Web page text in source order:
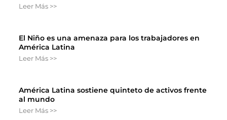
Leer Más >>
El Niño es una amenaza para los trabajadores en
América Latina
Leer Más >>
América Latina sostiene quinteto de activos frente
al mundo
Leer Más >>